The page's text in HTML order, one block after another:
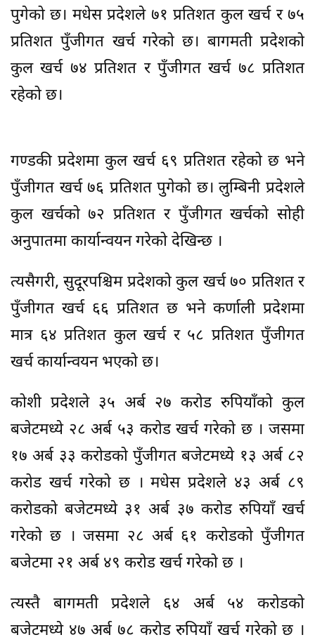
पुगेको छ। मधेस प्रदेशले ७१ प्रतिशत कुल खर्च र ७५
प्रतिशत पुँजीगत खर्च गरेको छ। बागमती प्रदेशको
कुल खर्च ७४ प्रतिशत र पुँजीगत खर्च ७८ प्रतिशत
रहेको छ।
गण्डकी प्रदेशमा कुल खर्च ६९ प्रतिशत रहेको छ भने
पुँजीगत खर्च ७६ प्रतिशत पुगेको छ। लुम्बिनी प्रदेशले
कुल खर्चको ७२ प्रतिशत र पुँजीगत खर्चको सोही
अनुपातमा कार्यान्वयन गरेको देखिन्छ ।
त्यसैगरी, सुदूरपश्चिम प्रदेशको कुल खर्च ७० प्रतिशत र
पुँजीगत खर्च ६६ प्रतिशत छ भने कर्णाली प्रदेशमा
मात्र ६४ प्रतिशत कुल खर्च र ५८ प्रतिशत पुँजीगत
खर्च कार्यान्वयन भएको छ।
कोशी प्रदेशले ३५ अर्ब २७ करोड रुपियाँको कुल
बजेटमध्ये २८ अर्ब ५३ करोड खर्च गरेको छ । जसमा
१७ अर्ब ३३ करोडको पुँजीगत बजेटमध्ये १३ अर्ब ८२
करोड खर्च गरेको छ । मधेस प्रदेशले ४३ अर्ब ८९
करोडको बजेटमध्ये ३१ अर्ब ३७ करोड रुपियाँ खर्च
गरेको छ । जसमा २८ अर्ब ६१ करोडको पुँजीगत
बजेटमा २१ अर्ब ४९ करोड खर्च गरेको छ ।
त्यस्तै बागमती प्रदेशले ६४ अर्ब ५४ करोडको
बजेटमध्ये ४७ अर्ब ७८ करोड रुपियाँ खर्च गरेको छ ।